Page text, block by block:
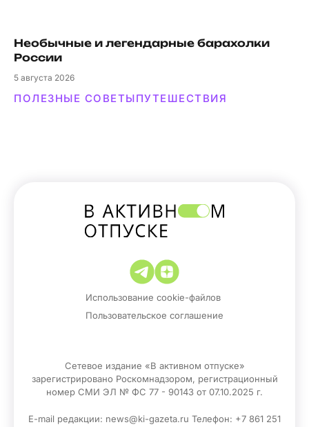
Необычные и легендарные барахолки
России
5 августа 2026
ПОЛЕЗНЫЕ СОВЕТЫПУТЕШЕСТВИЯ
Использование cookie-файлов
Пользовательское соглашение
Сетевое издание «В активном отпуске»
зарегистрировано Роскомнадзором, регистрационный
номер СМИ ЭЛ № ФС 77 - 90143 от 07.10.2025 г.
E-mail редакции: news@ki-gazeta.ru Телефон: +7 861 251